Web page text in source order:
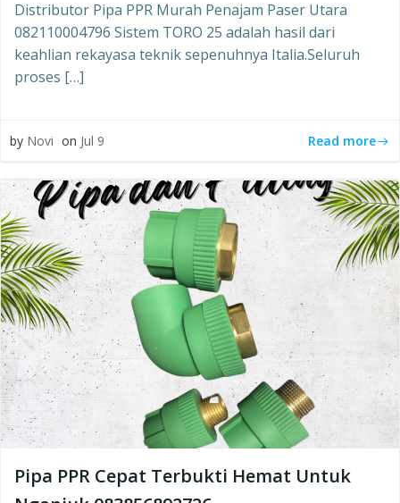
Distributor Pipa PPR Murah Penajam Paser Utara
082110004796 Sistem TORO 25 adalah hasil dari
keahlian rekayasa teknik sepenuhnya Italia.Seluruh
proses […]
by Novi on Jul 9 Read more
Pipa PPR Cepat Terbukti Hemat Untuk